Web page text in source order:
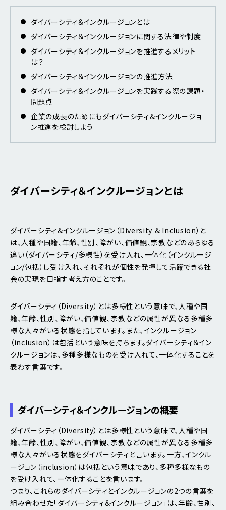
ダイバーシティ＆インクルージョンとは
ダイバーシティ＆インクルージョンに関する法律や制度
ダイバーシティ＆インクルージョンを推進するメリット
は？
ダイバーシティ＆インクルージョンの推進方法
ダイバーシティ＆インクルージョンを実践する際の課題・
問題点
企業の成長のためにもダイバーシティ＆インクルージョ
ン推進を検討しよう
ダイバーシティ＆インクルージョンとは
ダイバーシティ＆インクルージョン（Diversity ＆ Inclusion）と
は、人種や国籍、年齢、性別、障がい、価値観、宗教などのあらゆる
違い（ダイバーシティ/多様性）を受け入れ、一体化（インクルージ
ョン/包括）し受け入れ、それぞれが個性を発揮して活躍できる社
会の実現を目指す考え方のことです。
ダイバーシティ（Diversity）とは多様性という意味で、人種や国
籍、年齢、性別、障がい、価値観、宗教などの属性が異なる多種多
様な人々がいる状態を指しています。また、インクルージョン
（inclusion）は包括という意味を持ちます。ダイバーシティ＆イン
クルージョンは、多種多様なものを受け入れて、一体化することを
表わす言葉です。
ダイバーシティ＆インクルージョンの概要
ダイバーシティ（Diversity）とは多様性という意味で、人種や国
籍、年齢、性別、障がい、価値観、宗教などの属性が異なる多種多
様な人々がいる状態をダイバーシティと言います。一方、インクル
ージョン（inclusion）は包括という意味であり、多種多様なもの
を受け入れて、一体化することを言います。
つまり、これらのダイバーシティとインクルージョンの2つの言葉を
組み合わせた「ダイバーシティ＆インクルージョン」は、年齢、性別、